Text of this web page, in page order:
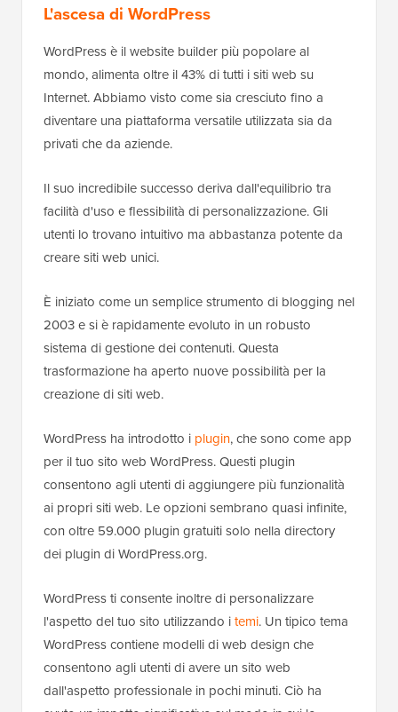
L'ascesa di WordPress
WordPress è il website builder più popolare al
mondo, alimenta oltre il 43% di tutti i siti web su
Internet. Abbiamo visto come sia cresciuto fino a
diventare una piattaforma versatile utilizzata sia da
privati che da aziende.
Il suo incredibile successo deriva dall'equilibrio tra
facilità d'uso e flessibilità di personalizzazione. Gli
utenti lo trovano intuitivo ma abbastanza potente da
creare siti web unici.
È iniziato come un semplice strumento di blogging nel
2003 e si è rapidamente evoluto in un robusto
sistema di gestione dei contenuti. Questa
trasformazione ha aperto nuove possibilità per la
creazione di siti web.
WordPress ha introdotto i plugin, che sono come app
per il tuo sito web WordPress. Questi plugin
consentono agli utenti di aggiungere più funzionalità
ai propri siti web. Le opzioni sembrano quasi infinite,
con oltre 59.000 plugin gratuiti solo nella directory
dei plugin di WordPress.org.
WordPress ti consente inoltre di personalizzare
l'aspetto del tuo sito utilizzando itemi. Un tipico tema
WordPress contiene modelli di web design che
consentono agli utenti di avere un sito web
dall'aspetto professionale in pochi minuti. Ciò ha